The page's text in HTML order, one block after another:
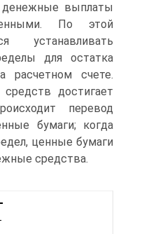
денежные выплаты
По этой
устанавливать
для остатка
расчетном счете.
достигает
перевод
бумаги; когда
ценные бумаги
средства.